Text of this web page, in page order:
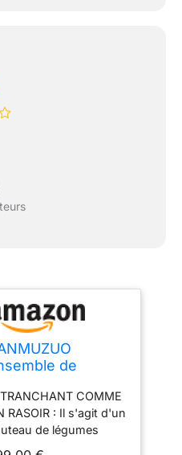
de
de couteaux de
de 5 pièces
de Damas
ultra-
COMME
RASOIR : Il s'agit d'un
de légumes